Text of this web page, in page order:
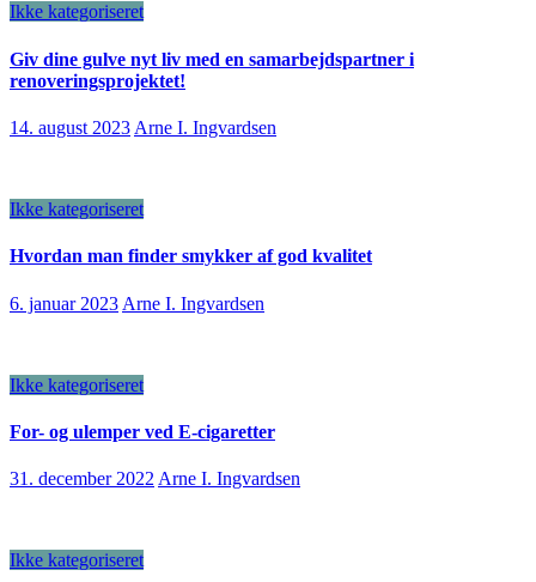
Ikke kategoriseret
Giv dine gulve nyt liv med en samarbejdspartner i
renoveringsprojektet!
14. august 2023 Arne I. Ingvardsen
Ikke kategoriseret
Hvordan man finder smykker af god kvalitet
6. januar 2023 Arne I. Ingvardsen
Ikke kategoriseret
For- og ulemper ved E-cigaretter
31. december 2022 Arne I. Ingvardsen
Ikke kategoriseret